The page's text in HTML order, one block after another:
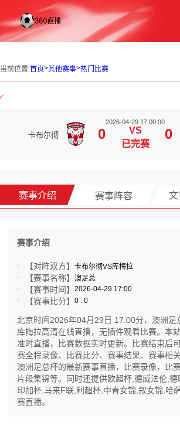
当前位置:首页>其他赛事>热门比赛
卡布尔彻 0
2026-04-29 17:00:00
VS
已完赛
0
赛事介绍 赛事阵容 文
赛事介绍
【对阵双方】卡布尔彻VS库梅拉
【赛事名称】澳足总
【赛事时间】2026-04-29 17:00
【赛事比分】0 : 0
北京时间2026年04月29日 17:00分，澳洲足
库梅拉高清在线直播，无插件观看比赛。本
准时直播，比赛数据实时更新。比赛结束后
赛全程录像、比赛比分、赛事结果、赛事相
澳洲足总杯的最新赛事直播，比赛录像，比
片段集锦等。同时还提供欧超杯,德威法伦,
印加杯,马来F联,利超杯,中青女锦,叙女锦,哈
赛直播。